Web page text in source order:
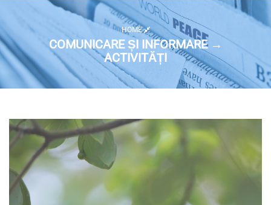
HOME
COMUNICARE ȘI INFORMARE →
ACTIVITĂȚI